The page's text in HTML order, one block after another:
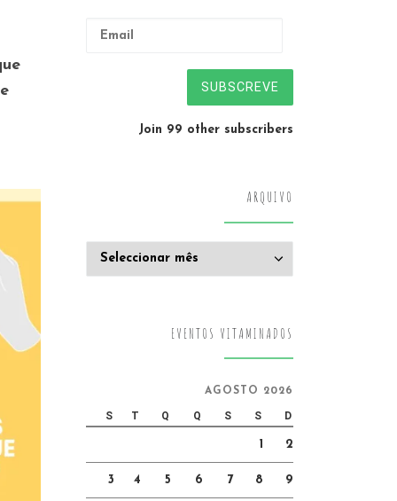
SUBSCREVE
Join 99 other subscribers
ARQUIVO
EVENTOS VITAMINADOS
AGOSTO 2026
S T Q Q S S D
1 2
3 4 5 6 7 8 9